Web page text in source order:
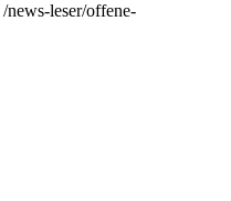
/news-leser/offene-